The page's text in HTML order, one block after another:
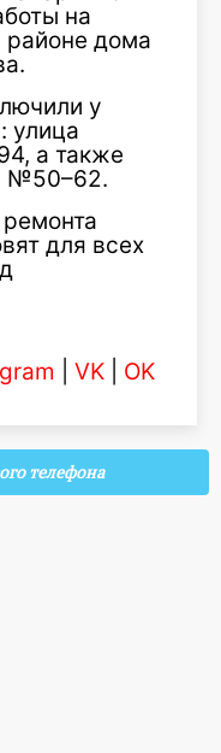
на
районе дома
у
улица
а также
№50–62.
для всех
VK OK
телефона